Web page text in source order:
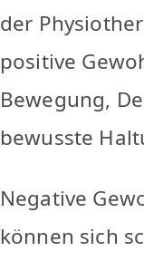
der
positive
Bewegung,
bewusste
Negative
können sich